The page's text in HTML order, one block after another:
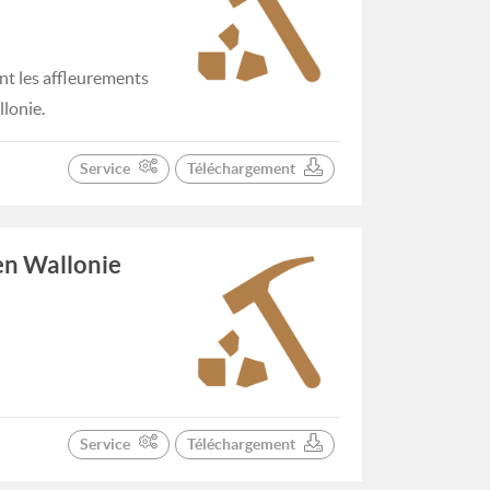
les affleurements
Service Téléchargement
Wallonie
Service Téléchargement